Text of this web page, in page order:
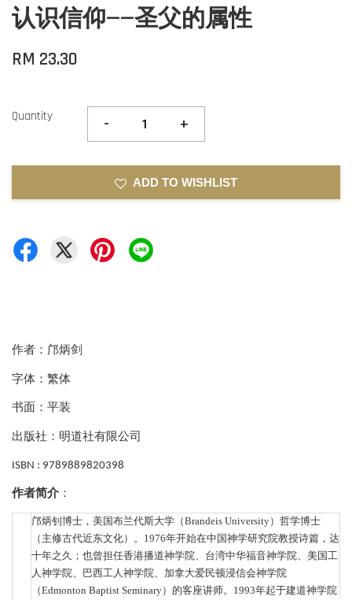
认识信仰——圣父的属性
RM 23.30
Quantity - +
ADD TO WISHLIST
作者：邝炳剑
字体：繁体
书面：平装
出版社：明道社有限公司
ISBN : 9789889820398
作者简介 ：
邝炳钊博士，美国布兰代斯大学（Brandeis University）哲学博士
（主修古代近东文化）。1976年开始在中国神学研究院教授诗篇，达
十年之久；也曾担任香港播道神学院、台湾中华福音神学院、美国工
人神学院、巴西工人神学院、加拿大爱民顿浸信会神学院
（Edmonton Baptist Seminary）的客座讲师。1993年起于建道神学院